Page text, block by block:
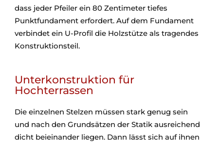
dass jeder Pfeiler ein 80 Zentimeter tiefes
Punktfundament erfordert. Auf dem Fundament
verbindet ein U-Profil die Holzstütze als tragendes
Konstruktionsteil.
Unterkonstruktion für
Hochterrassen
Die einzelnen Stelzen müssen stark genug sein
und nach den Grundsätzen der Statik ausreichend
dicht beieinander liegen. Dann lässt sich auf ihnen